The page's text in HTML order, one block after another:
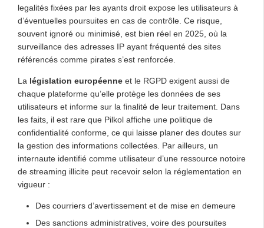
legalités fixées par les ayants droit expose les utilisateurs à
d’éventuelles poursuites en cas de contrôle. Ce risque,
souvent ignoré ou minimisé, est bien réel en 2025, où la
surveillance des adresses IP ayant fréquenté des sites
référencés comme pirates s’est renforcée.
La législation européenne et le RGPD exigent aussi de
chaque plateforme qu’elle protège les données de ses
utilisateurs et informe sur la finalité de leur traitement. Dans
les faits, il est rare que Pilkol affiche une politique de
confidentialité conforme, ce qui laisse planer des doutes sur
la gestion des informations collectées. Par ailleurs, un
internaute identifié comme utilisateur d’une ressource notoire
de streaming illicite peut recevoir selon la réglementation en
vigueur :
Des courriers d’avertissement et de mise en demeure
Des sanctions administratives, voire des poursuites